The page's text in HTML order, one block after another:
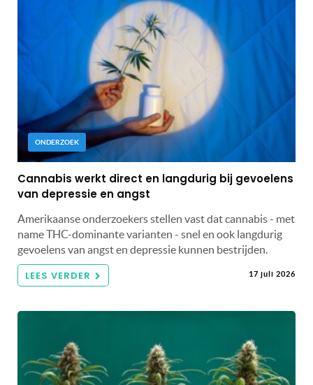
ONDERZOEK
Cannabis werkt direct en langdurig bij gevoelens
van depressie en angst
Amerikaanse onderzoekers stellen vast dat cannabis - met
name THC-dominante varianten - snel en ook langdurig
gevoelens van angst en depressie kunnen bestrijden.
LEES VERDER 17 juli 2026